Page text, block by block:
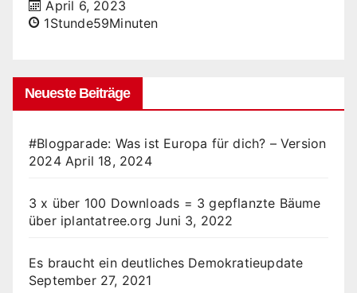
April 6, 2023
1Stunde59Minuten
Neueste Beiträge
#Blogparade: Was ist Europa für dich? – Version
2024 April 18, 2024
3 x über 100 Downloads = 3 gepflanzte Bäume
über iplantatree.org Juni 3, 2022
Es braucht ein deutliches Demokratieupdate
September 27, 2021